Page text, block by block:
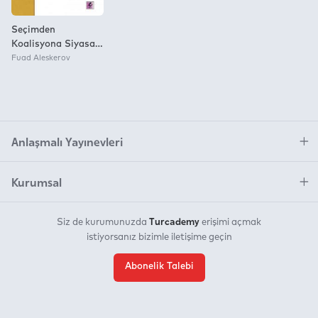
Seçimden
Koalisyona Siyasal
Karar Alma
Fuad Aleskerov
Anlaşmalı Yayınevleri
Kurumsal
Siz de kurumunuzda Turcademy erişimi açmak
istiyorsanız bizimle iletişime geçin
Abonelik Talebi